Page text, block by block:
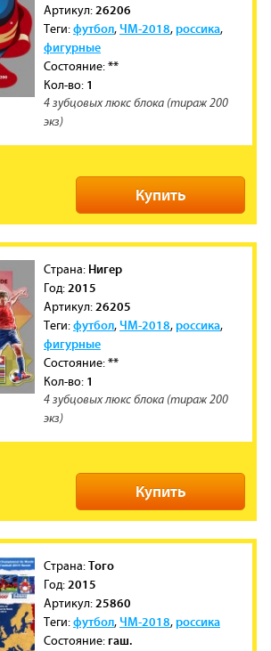
Артикул: 26206
Теги:футбол,ЧМ-2018,россика,
фигурные
Состояние:**
Кол-во: 1
4 зубцовых люкс блока (тираж 200
экз)
Купить
Cтрана: Нигер
Год: 2015
Артикул: 26205
Теги:футбол,ЧМ-2018,россика,
фигурные
Состояние:**
Кол-во: 1
4 зубцовых люкс блока (тираж 200
экз)
Купить
Cтрана:Того
Год: 2015
Артикул: 25860
Теги:футбол,ЧМ-2018,россика
Состояние:гаш.